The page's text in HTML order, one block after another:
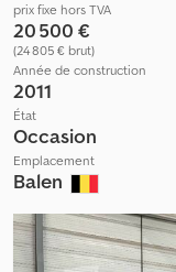
prix fixe hors TVA
20 500 €
(24 805 € brut)
Année de construction
2011
État
Occasion
Emplacement
Balen